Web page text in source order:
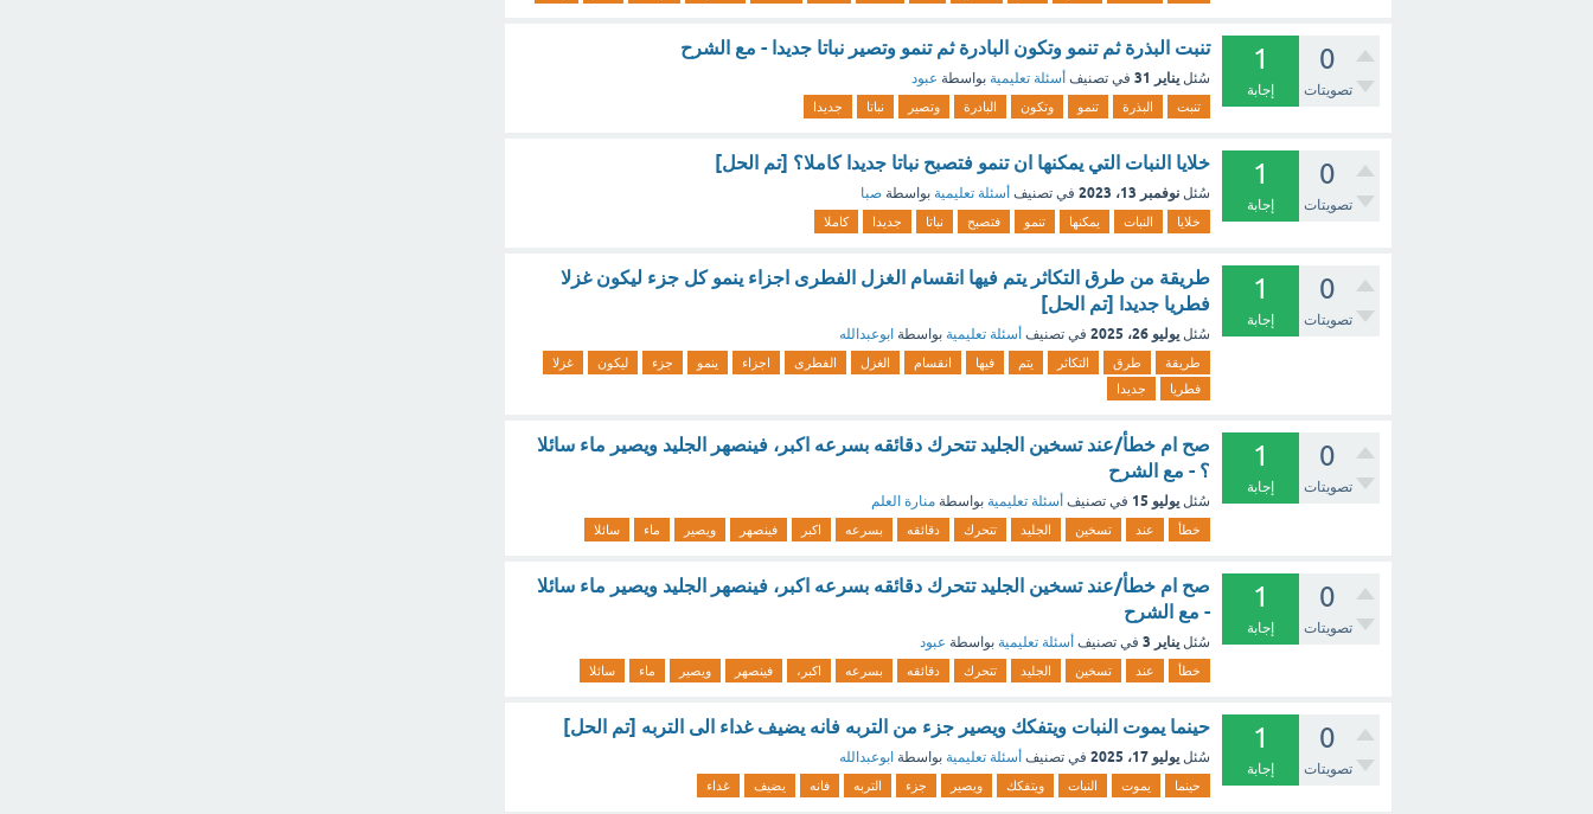
0
تصويتات
1
إجابة
تنبت البذرة ثم تنمو وتكون البادرة ثم تنمو وتصير نباتا جديدا - مع الشرح
سُئل يناير 31 في تصنيف أسئلة تعليمية بواسطة عبود
تنبت البذرة تنمو وتكون البادرة وتصير نباتا جديدا
0
تصويتات
1
إجابة
خلايا النبات التي يمكنها ان تنمو فتصبح نباتا جديدا كاملا؟ [تم الحل]
سُئل نوفمبر 13، 2023 في تصنيف أسئلة تعليمية بواسطة صبا
خلايا النبات يمكنها تنمو فتصبح نباتا جديدا كاملا
0
تصويتات
1
إجابة
طريقة من طرق التكاثر يتم فيها انقسام الغزل الفطرى اجزاء ينمو كل جزء ليكون غزلا
فطريا جديدا [تم الحل]
سُئل يوليو 26، 2025 في تصنيف أسئلة تعليمية بواسطة ابوعبدالله
طريقة طرق التكاثر يتم فيها انقسام الغزل الفطرى اجزاء ينمو جزء ليكون
غزلا
فطريا
جديدا
0
تصويتات
1
إجابة
صح ام خطأ/عند تسخين الجليد تتحرك دقائقه بسرعه اكبر، فينصهر الجليد ويصير ماء سائلا
؟ - مع الشرح
سُئل يوليو 15 في تصنيف أسئلة تعليمية بواسطة منارة العلم
خطأ عند تسخين الجليد تتحرك دقائقه بسرعه اكبر فينصهر ويصير ماء سائلا
0
تصويتات
1
إجابة
صح ام خطأ/عند تسخين الجليد تتحرك دقائقه بسرعه اكبر، فينصهر الجليد ويصير ماء سائلا
- مع الشرح
سُئل يناير 3 في تصنيف أسئلة تعليمية بواسطة عبود
خطأ عند تسخين الجليد تتحرك دقائقه بسرعه اكبر، فينصهر ويصير ماء سائلا
0
تصويتات
1
إجابة
حينما يموت النبات ويتفكك ويصير جزء من التربه فانه يضيف غداء الى التربه [تم الحل]
سُئل يوليو 17، 2025 في تصنيف أسئلة تعليمية بواسطة ابوعبدالله
حينما يموت النبات ويتفكك ويصير جزء التربه فانه يضيف غداء